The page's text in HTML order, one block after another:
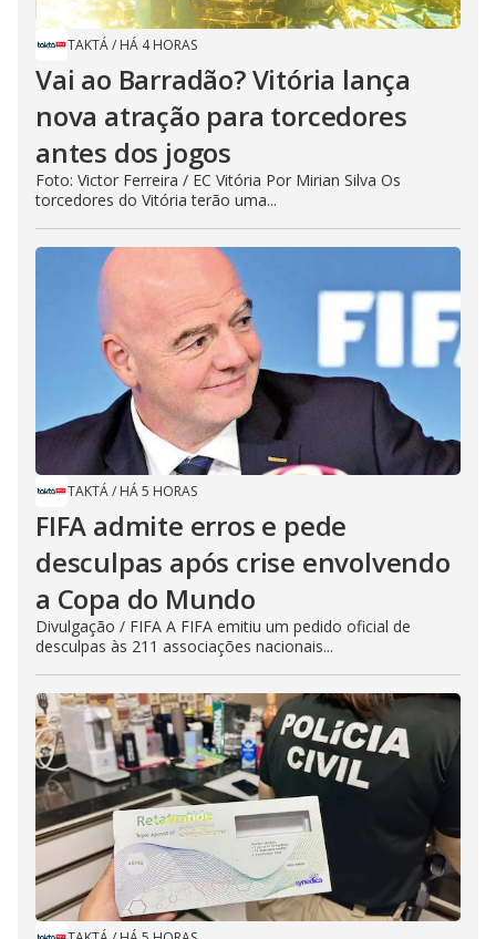
TAKTÁ/ HÁ 4 HORAS
Vai ao Barradão? Vitória lança
nova atração para torcedores
antes dos jogos
Foto: Victor Ferreira / EC Vitória Por Mirian Silva Os
torcedores do Vitória terão uma...
TAKTÁ/ HÁ 5 HORAS
FIFA admite erros e pede
desculpas após crise envolvendo
a Copa do Mundo
Divulgação / FIFA A FIFA emitiu um pedido oficial de
desculpas às 211 associações nacionais...